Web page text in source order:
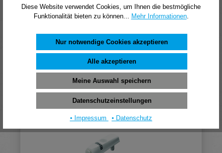
Hettich Rückwandwinkel ArciTech, 20 mm
21,93 €*
(pro 1 Stück)
Diese Website verwendet Cookies, um Ihnen die bestmögliche
Funktionalität bieten zu können...
Mehr Informationen.
Nur notwendige Cookies akzeptieren
Alle akzeptieren
Meine Auswahl speichern
Datenschutzeinstellungen
⦁ Impressum ⦁ Datenschutz